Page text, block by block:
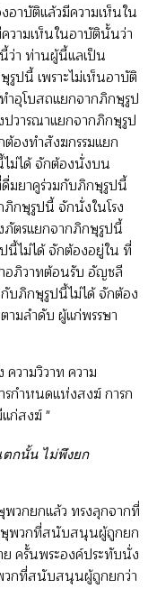
าบัติแล้วมีความเห็นใน
วามเห็นในอาบัตินั้นว่า
ว่า ท่านผู้นี้แลเป็น
ปนี้ เพราะไม่เห็นอาบัติ
ำอุโบสถแยกจากภิกษุรูป
วารณาแยกจากภิกษุรูป
องทำสังฆกรรมแยก
ม่ได้ จักต้องนั่งบน
มยาคูร่วมกับภิกษุรูปนี้
กษุรูปนี้ จักนั่งในโรง
ภัตรแยกจากภิกษุรูปนี้
ไม่ได้ จักต้องอยู่ใน ที่
อภิวาทต้อนรับ อัญชลี
กับภิกษุรูปนี้ไม่ได้ จักต้อง
ามลำดับ ผู้แก่พรรษา
ความวิวาท ความ
รกำหนดแห่งสงฆ์ การก
ก่สงฆ์ "
ตกนั้น ไม่พึงยก
วกยกแล้ว ทรงลุกจากที่
ษุพวกที่สนับสนุนผู้ถูกยก
ครั้นพระองค์ประทับนั่ง
วกที่สนับสนุนผู้ถูกยกว่า